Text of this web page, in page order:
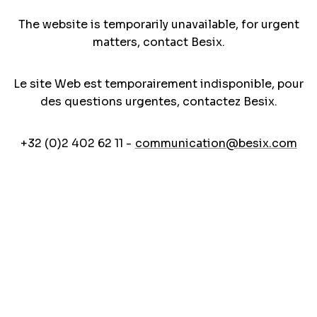
The website is temporarily unavailable, for urgent
matters, contact Besix.
Le site Web est temporairement indisponible, pour
des questions urgentes, contactez Besix.
+32 (0)2 402 62 11 - communication@besix.com